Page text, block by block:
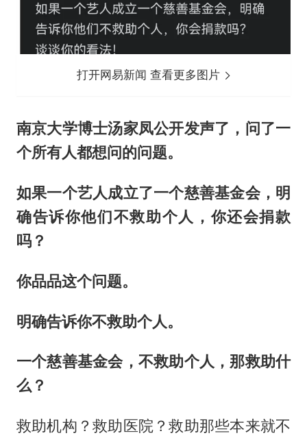
打开网易新闻 查看更多图片
南京大学博士汤家凤公开发声了，问了一
个所有人都想问的问题。
如果一个艺人成立了一个慈善基金会，明
确告诉你他们不救助个人，你还会捐款
吗？
你品品这个问题。
明确告诉你不救助个人。
一个慈善基金会，不救助个人，那救助什
么？
救助机构？救助医院？救助那些本来就不